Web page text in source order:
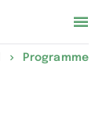
Programme